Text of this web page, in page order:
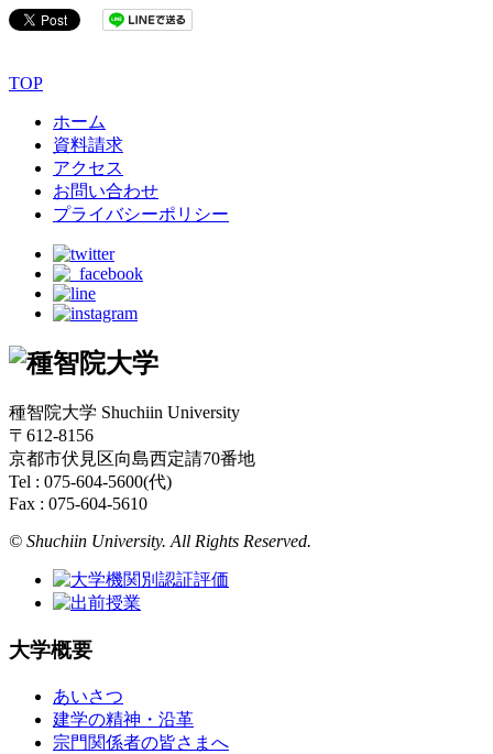
TOP
ホーム
資料請求
アクセス
お問い合わせ
プライバシーポリシー
種智院大学 Shuchiin University
〒612-8156
京都市伏見区向島西定請70番地
Tel : 075-604-5600(代)
Fax : 075-604-5610
© Shuchiin University. All Rights Reserved.
大学概要
あいさつ
建学の精神・沿革
宗門関係者の皆さまへ